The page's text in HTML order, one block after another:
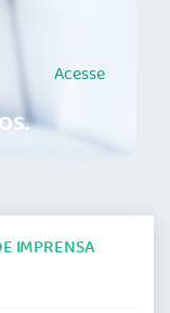
Acesse
IMPRENSA